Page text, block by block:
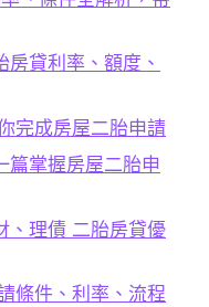
貸利率、額度、
完成房屋二胎申請
掌握房屋二胎申
、理債 二胎房貸優
條件、利率、流程